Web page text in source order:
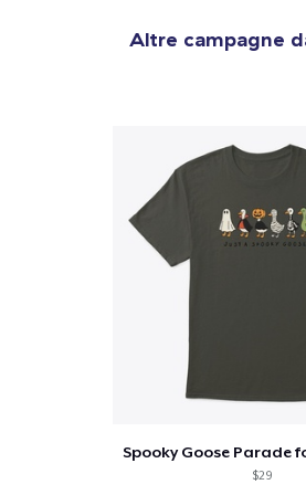
Altre campagne
Spooky Goose Parade
$29